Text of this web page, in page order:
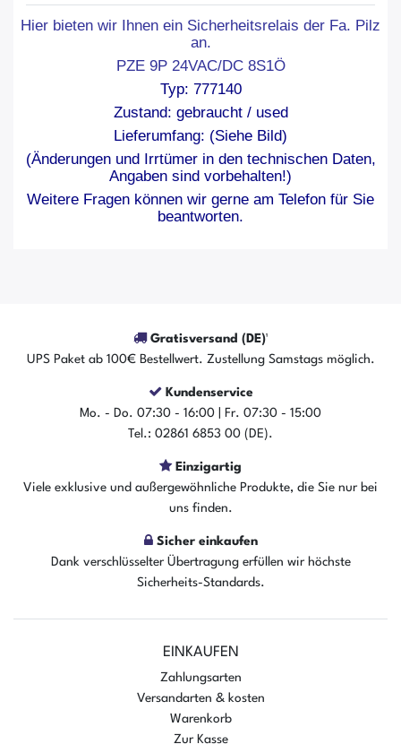
Hier bieten wir Ihnen ein Sicherheitsrelais der Fa. Pilz
an.
PZE 9P 24VAC/DC 8S1Ö
Typ: 777140
Zustand: gebraucht / used
Lieferumfang: (Siehe Bild)
(Änderungen und Irrtümer in den technischen Daten,
Angaben sind vorbehalten!)
Weitere Fragen können wir gerne am Telefon für Sie
beantworten.
Gratisversand (DE)¹
UPS Paket ab 100€ Bestellwert. Zustellung Samstags möglich.
Kundenservice
Mo. - Do. 07:30 - 16:00 | Fr. 07:30 - 15:00
Tel.: 02861 6853 00 (DE).
Einzigartig
Viele exklusive und außergewöhnliche Produkte, die Sie nur bei
uns finden.
Sicher einkaufen
Dank verschlüsselter Übertragung erfüllen wir höchste
Sicherheits-Standards.
EINKAUFEN
Zahlungsarten
Versandarten & kosten
Warenkorb
Zur Kasse